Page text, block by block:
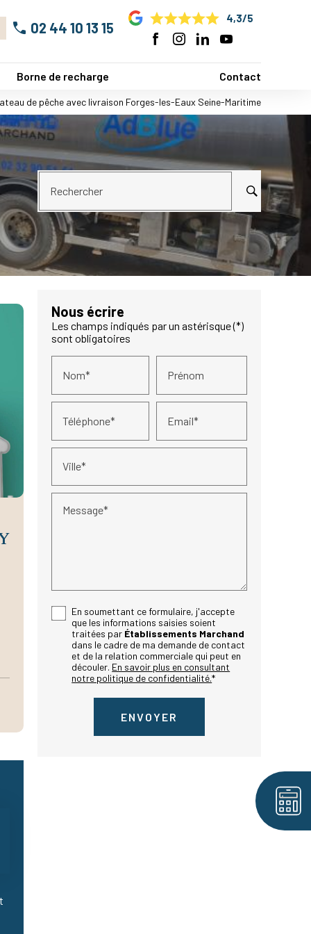
02 44 10 13 15
4,3/5
Borne de recharge Contact
de pêche avec livraison Forges-les-Eaux Seine-Maritime
Rechercher
Nous écrire
Les champs indiqués par un astérisque (*)
sont obligatoires
Nom* Prénom
Téléphone* Email*
Ville*
Message*
En soumettant ce formulaire, j'accepte
que les informations saisies soient
traitées par Établissements Marchand
dans le cadre de ma demande de contact
et de la relation commerciale qui peut en
découler. En savoir plus en consultant
notre politique de confidentialité.*